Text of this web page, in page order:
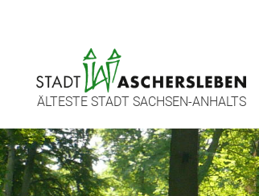
ÄLTESTE STADT SACHSEN-ANHALTS